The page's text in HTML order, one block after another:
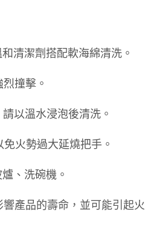
清潔劑搭配軟海綿清洗。
撞擊。
以溫水浸泡後清洗。
火勢過大延燒把手。
、洗碗機。
產品的壽命，並可能引起火